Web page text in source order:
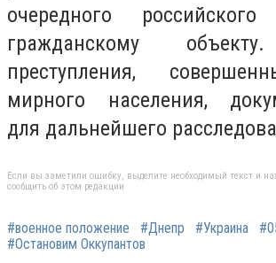
очередного
гражданскому
преступления,
мирного населения,
для дальнейшего
Если вы заметили ошибку, выделите необходимый текст и
сообщить об этом редакции
#военное положение #Днепр #Украина
#Остановим Оккупантов